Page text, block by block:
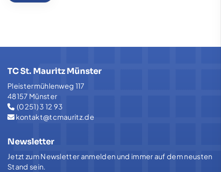
TC St. Mauritz Münster
Pleistermühlenweg 117
48157 Münster
(0251) 3 12 93
kontakt@tcmauritz.de
Newsletter
Jetzt zum Newsletter anmelden und immer auf dem neusten
Stand sein.